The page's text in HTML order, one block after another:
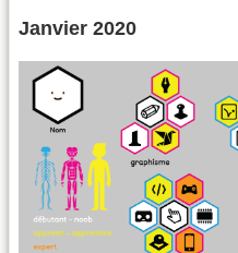
Janvier 2020